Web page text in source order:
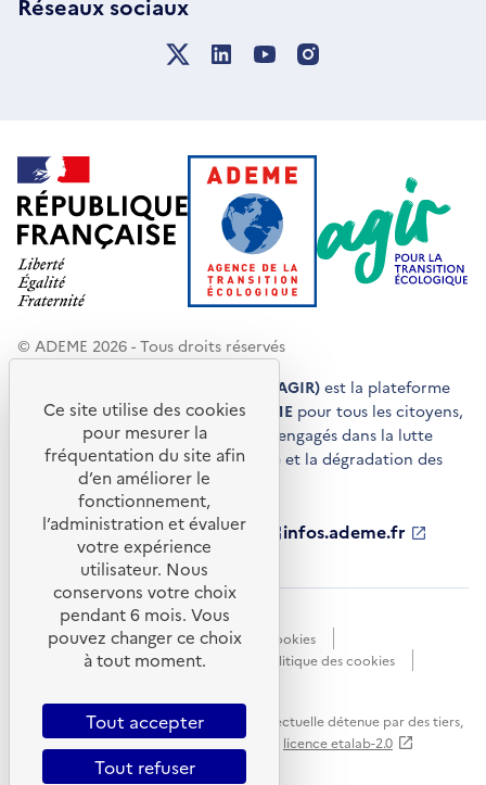
© ADEME 2026 - Tous droits réservés
Agir pour la transition écologique (AGIR) est la plateforme
de conseils et de services de l'ADEME pour tous les citoyens,
acteurs économiques et territoires engagés dans la lutte
contre le réchauffement climatique et la dégradation des
ressources.
ademe.fr
S'ouvre
nouvelle
fenêtre
librairie.ademe.fr
S'ouvre
dans
une
nouvelle
fenêtre
infos.ademe.fr
S'ouvre
nouvelle
ademe.fr/presse
S'ouvre
nouvelle
fenêtre
Accessibilité : non conforme
Données personnelles
Gestion des cookies
Mentions légales
Plan du site
Politique des cookies
dans
nouvelle
Sauf mention explicite de propriété intellectuelle détenue par des tiers,
les contenus de ce site sont proposés sous licence etalab-2.0
Ce site utilise des cookies
pour mesurer la
fréquentation du site afin
d’en améliorer le
fonctionnement,
l’administration et évaluer
votre expérience
utilisateur. Nous
conservons votre choix
pendant 6 mois. Vous
pouvez changer ce choix
à tout moment.
Tout accepter
Tout refuser